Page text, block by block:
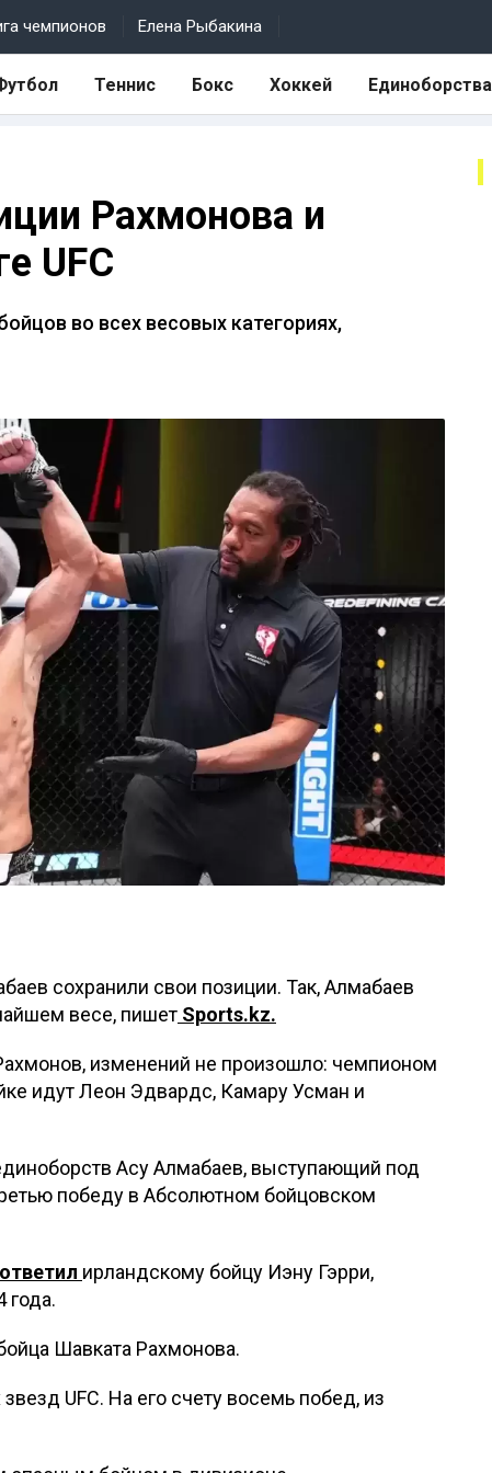
чемпионов Елена Рыбакина
Теннис Бокс Хоккей Единоборства
Рахмонова и
UFC
во всех весовых категориях,
сохранили свои позиции. Так, Алмабаев
весе, пишет Sports.kz.
изменений не произошло: чемпионом
идут Леон Эдвардс, Камару Усман и
Асу Алмабаев, выступающий под
победу в Абсолютном бойцовском
ответил ирландскому бойцу Иэну Гэрри,
года.
Шавката Рахмонова.
UFC. На его счету восемь побед, из